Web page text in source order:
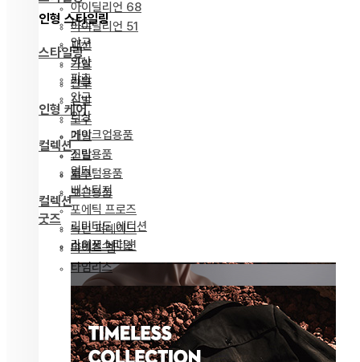
인형 스타일링
패션
가발
안구
인형 케어
메이크업용품
조립용품
커스텀용품
보관용품
굿즈
라이프스타일
아이딜리언 68
아이딜리언 51
스타일링
파츠
안구
의상
가발
신발
도구
컬렉션
리미티드 에디션
스페셜 에디션
파츠
안구
의상
가발
신발
도구
컬렉션
얼터
베스티지
포에틱 프로즈
녹턴 퍼레이드
마이즈 젬
타임리스